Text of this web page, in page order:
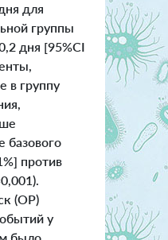
для
группы
дня [95%CI
в группу
базового
против
(ОР)
у